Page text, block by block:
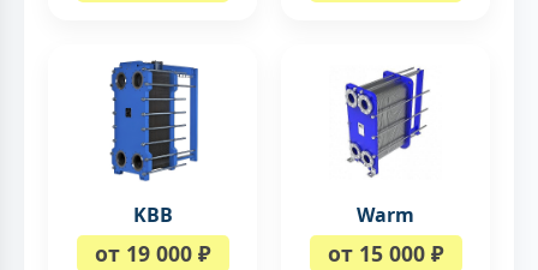
KBB
от 19 000 ₽
Warm
от 15 000 ₽